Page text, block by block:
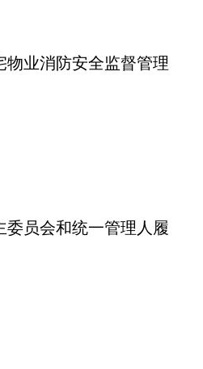
业消防安全监督管理
委员会和统一管理人履